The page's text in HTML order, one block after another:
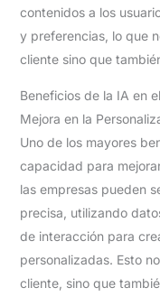
contenidos a los
y preferencias, lo que
cliente sino que
Beneficios de la IA en
Mejora en la
Uno de los mayores
capacidad para
las empresas pueden
precisa, utilizando
de interacción para
personalizadas. Esto
cliente, sino que